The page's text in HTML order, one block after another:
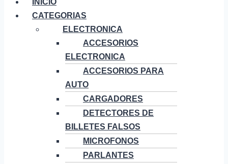
CATEGORIAS
ELECTRONICA
ACCESORIOS
ELECTRONICA
ACCESORIOS PARA
AUTO
CARGADORES
DETECTORES DE
BILLETES FALSOS
MICROFONOS
PARLANTES